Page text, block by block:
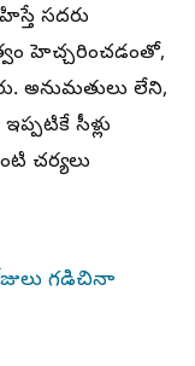
సదరు
హెచ్చరించడంతో,
అనుమతులు లేని,
సీళ్లు
చర్యలు
గడిచినా